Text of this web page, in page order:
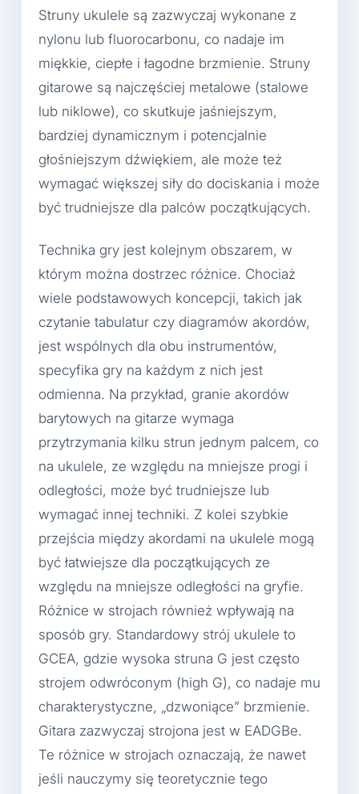
Struny ukulele są zazwyczaj wykonane z
nylonu lub fluorocarbonu, co nadaje im
miękkie, ciepłe i łagodne brzmienie. Struny
gitarowe są najczęściej metalowe (stalowe
lub niklowe), co skutkuje jaśniejszym,
bardziej dynamicznym i potencjalnie
głośniejszym dźwiękiem, ale może też
wymagać większej siły do dociskania i może
być trudniejsze dla palców początkujących.
Technika gry jest kolejnym obszarem, w
którym można dostrzec różnice. Chociaż
wiele podstawowych koncepcji, takich jak
czytanie tabulatur czy diagramów akordów,
jest wspólnych dla obu instrumentów,
specyfika gry na każdym z nich jest
odmienna. Na przykład, granie akordów
barytowych na gitarze wymaga
przytrzymania kilku strun jednym palcem, co
na ukulele, ze względu na mniejsze progi i
odległości, może być trudniejsze lub
wymagać innej techniki. Z kolei szybkie
przejścia między akordami na ukulele mogą
być łatwiejsze dla początkujących ze
względu na mniejsze odległości na gryfie.
Różnice w strojach również wpływają na
sposób gry. Standardowy strój ukulele to
GCEA, gdzie wysoka struna G jest często
strojem odwróconym (high G), co nadaje mu
charakterystyczne, „dzwoniące” brzmienie.
Gitara zazwyczaj strojona jest w EADGBe.
Te różnice w strojach oznaczają, że nawet
jeśli nauczymy się teoretycznie tego